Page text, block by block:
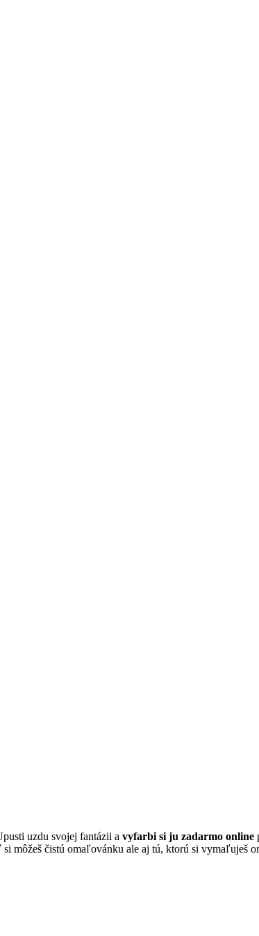
uzdu svojej fantázii a vyfarbi si ju zadarmo online
môžeš čistú omaľovánku ale aj tú, ktorú si vymaľuješ